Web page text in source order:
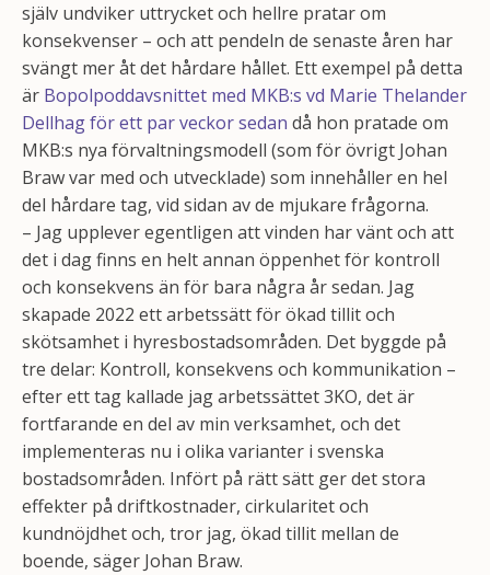
själv undviker uttrycket och hellre pratar om
konsekvenser – och att pendeln de senaste åren har
svängt mer åt det hårdare hållet. Ett exempel på detta
är Bopolpoddavsnittet med MKB:s vd Marie Thelander
Dellhag för ett par veckor sedan då hon pratade om
MKB:s nya förvaltningsmodell (som för övrigt Johan
Braw var med och utvecklade) som innehåller en hel
del hårdare tag, vid sidan av de mjukare frågorna.
– Jag upplever egentligen att vinden har vänt och att
det i dag finns en helt annan öppenhet för kontroll
och konsekvens än för bara några år sedan. Jag
skapade 2022 ett arbetssätt för ökad tillit och
skötsamhet i hyresbostadsområden. Det byggde på
tre delar: Kontroll, konsekvens och kommunikation –
efter ett tag kallade jag arbetssättet 3KO, det är
fortfarande en del av min verksamhet, och det
implementeras nu i olika varianter i svenska
bostadsområden. Infört på rätt sätt ger det stora
effekter på driftkostnader, cirkularitet och
kundnöjdhet och, tror jag, ökad tillit mellan de
boende, säger Johan Braw.